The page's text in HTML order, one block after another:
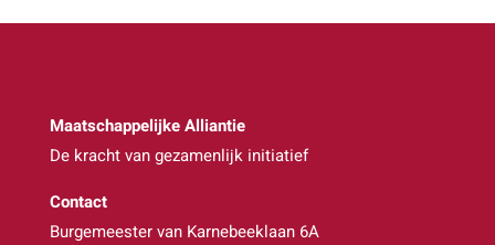
Maatschappelijke Alliantie
De kracht van gezamenlijk initiatief
Contact
Burgemeester van Karnebeeklaan 6A